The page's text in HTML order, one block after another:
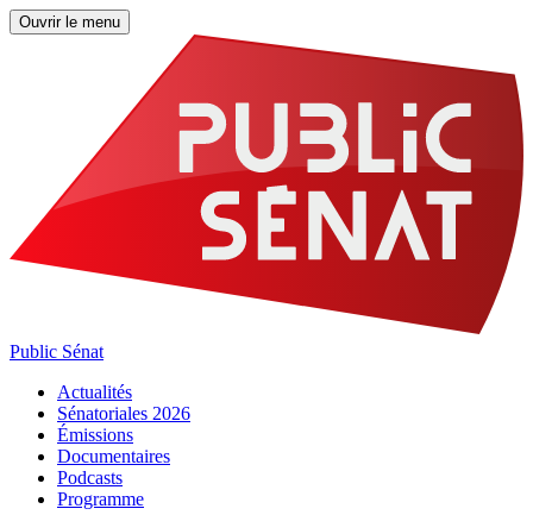
Ouvrir le menu
Public Sénat
Actualités
Sénatoriales 2026
Émissions
Documentaires
Podcasts
Programme